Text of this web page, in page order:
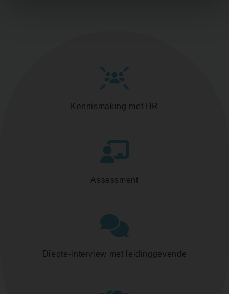
Kennismaking met HR
Assessment
Diepte-interview met leidinggevende